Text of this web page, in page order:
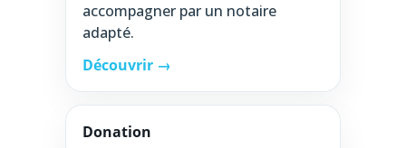
accompagner par un notaire
adapté.
Découvrir →
Donation